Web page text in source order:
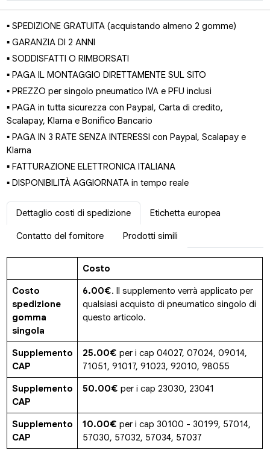
▪ SPEDIZIONE GRATUITA (acquistando almeno 2 gomme)
▪ GARANZIA DI 2 ANNI
▪ SODDISFATTI O RIMBORSATI
▪ PAGA IL MONTAGGIO DIRETTAMENTE SUL SITO
▪ PREZZO per singolo pneumatico IVA e PFU inclusi
▪ PAGA in tutta sicurezza con Paypal, Carta di credito,
Scalapay, Klarna e Bonifico Bancario
▪ PAGA IN 3 RATE SENZA INTERESSI con Paypal, Scalapay e
Klarna
▪ FATTURAZIONE ELETTRONICA ITALIANA
▪ DISPONIBILITÀ AGGIORNATA in tempo reale
Dettaglio costi di spedizione Etichetta europea
Contatto del fornitore Prodotti simili
Costo
Costo
spedizione
gomma
singola
6.00€. Il supplemento verrà applicato per
qualsiasi acquisto di pneumatico singolo di
questo articolo.
Supplemento
CAP
25.00€ per i cap 04027, 07024, 09014,
71051, 91017, 91023, 92010, 98055
Supplemento
CAP
50.00€ per i cap 23030, 23041
Supplemento
CAP
10.00€ per i cap 30100 - 30199, 57014,
57030, 57032, 57034, 57037